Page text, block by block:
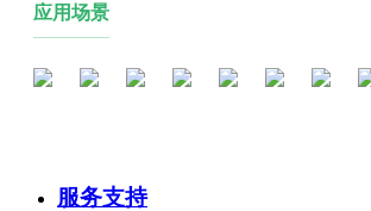
应用场景
服务支持